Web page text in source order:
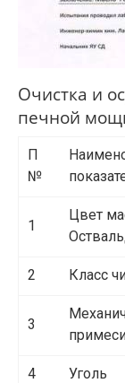
Очистка и
печной
П
№
1
Цвет
2 Класс
3
4 Уголь